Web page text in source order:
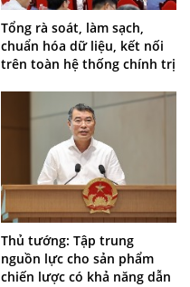
Tổng rà soát, làm sạch,
chuẩn hóa dữ liệu, kết nối
trên toàn hệ thống chính trị
Thủ tướng: Tập trung
nguồn lực cho sản phẩm
chiến lược có khả năng dẫn